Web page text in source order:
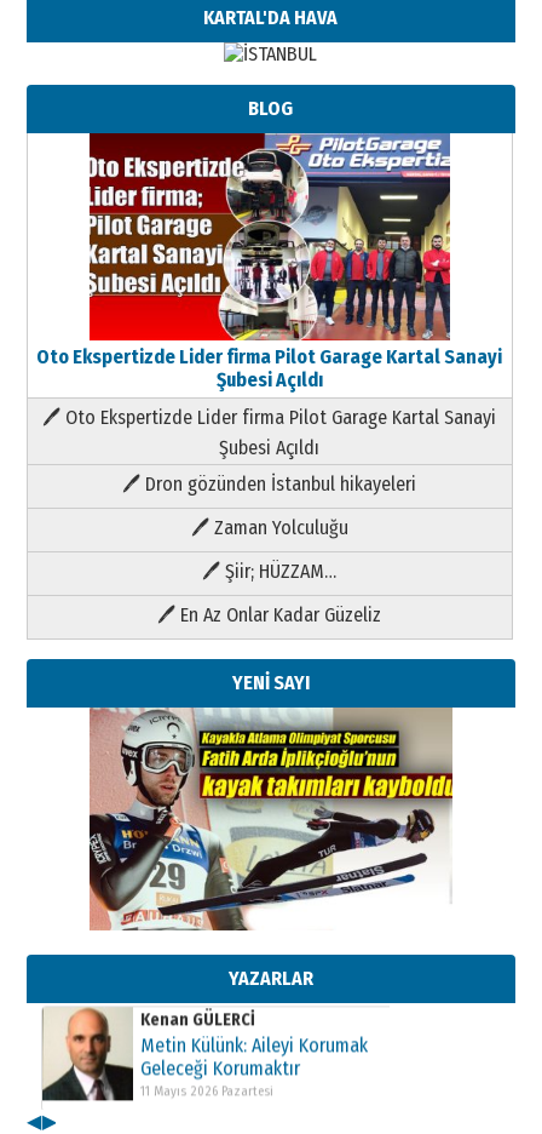
KARTAL'DA HAVA
BLOG
Oto Ekspertizde Lider firma Pilot Garage Kartal Sanayi
Şubesi Açıldı
🖊 Oto Ekspertizde Lider firma Pilot Garage Kartal Sanayi
Şubesi Açıldı
🖊 Dron gözünden İstanbul hikayeleri
🖊 Zaman Yolculuğu
🖊 Şiir; HÜZZAM…
🖊 En Az Onlar Kadar Güzeliz
YENİ SAYI
YAZARLAR
Kenan GÜLERCİ
Metin Külünk: Aileyi Korumak
11 Mayıs 2026 Pazartesi
Kenan GÜLERCİ
Metin Külünk: Aileyi Korumak
Geleceği Korumaktır
11 Mayıs 2026 Pazartesi
◀▶